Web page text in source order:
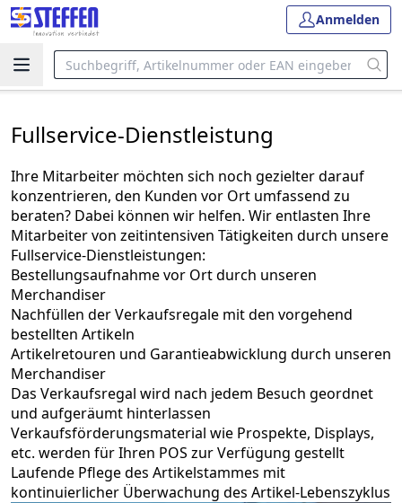
Anmelden
Fullservice-Dienstleistung
Ihre Mitarbeiter möchten sich noch gezielter darauf
konzentrieren, den Kunden vor Ort umfassend zu
beraten? Dabei können wir helfen. Wir entlasten Ihre
Mitarbeiter von zeitintensiven Tätigkeiten durch unsere
Fullservice-Dienstleistungen:
Bestellungsaufnahme vor Ort durch unseren
Merchandiser
Nachfüllen der Verkaufsregale mit den vorgehend
bestellten Artikeln
Artikelretouren und Garantieabwicklung durch unseren
Merchandiser
Das Verkaufsregal wird nach jedem Besuch geordnet
und aufgeräumt hinterlassen
Verkaufsförderungsmaterial wie Prospekte, Displays,
etc. werden für Ihren POS zur Verfügung gestellt
Laufende Pflege des Artikelstammes mit
kontinuierlicher Überwachung des Artikel-Lebenszyklus